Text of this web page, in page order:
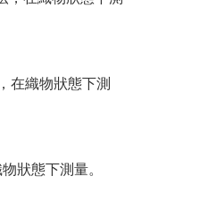
在織物狀態下測
狀態下測量。